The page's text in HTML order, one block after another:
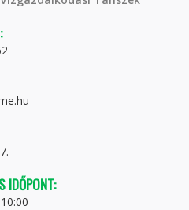
IDŐPONT: